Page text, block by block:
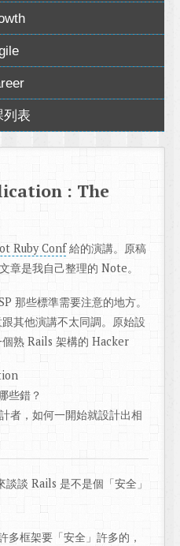
列表
: The
Ruby Conf給的演講。原稿
章是我自己整理的 Note。
那些標準需要注意的地方。
其他演講不太同調。原始設
熟 Rails 架構的 Hacker
些錯？
者，如何一開始就設計出相
談 Rails 是不是個「安全」
多框架要「安全」許多的，